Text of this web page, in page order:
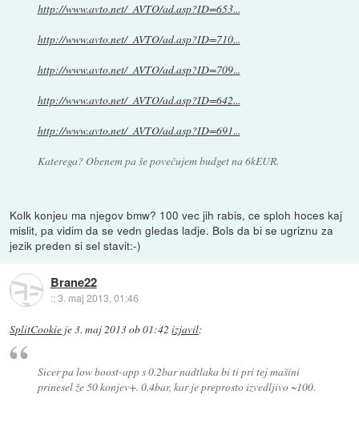
http://www.avto.net/_AVTO/ad.asp?ID=653...
http://www.avto.net/_AVTO/ad.asp?ID=710...
http://www.avto.net/_AVTO/ad.asp?ID=709...
http://www.avto.net/_AVTO/ad.asp?ID=642...
http://www.avto.net/_AVTO/ad.asp?ID=691...
Katerega? Obenem pa še povečujem budget na 6kEUR.
Kolk konjeu ma njegov bmw? 100 vec jih rabis, ce sploh hoces kaj
mislit, pa vidim da se vedn gledas ladje. Bols da bi se ugriznu za
jezik preden si sel stavit:-)
Brane22
::3. maj 2013, 01:46
SplitCookie je3. maj 2013 ob 01:42 izjavil:
Sicer pa low boost-app s 0.2bar nadtlaka bi ti pri tej mašini
prinesel že 50 konjev+. 0.4bar, kar je preprosto izvedljivo ~100.